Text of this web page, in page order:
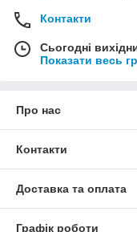
Контакти
Сьогодні
Показати весь
Про нас
Контакти
Доставка та оплата
Графік роботи